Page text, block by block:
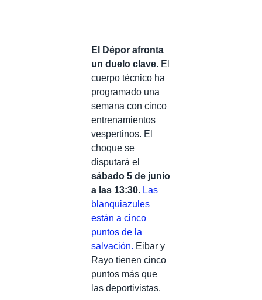
El Dépor afronta
un duelo clave. El
cuerpo técnico ha
programado una
semana con cinco
entrenamientos
vespertinos. El
choque se
disputará el
sábado 5 de junio
a las 13:30. Las
blanquiazules
están a cinco
puntos de la
salvación. Eibar y
Rayo tienen cinco
puntos más que
las deportivistas.